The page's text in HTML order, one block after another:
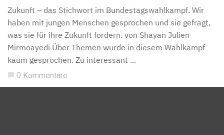
Zukunft – das Stichwort im Bundestagswahlkampf. Wir
haben mit jungen Menschen gesprochen und sie gefragt,
was sie für ihre Zukunft fordern. von Shayan Julien
Mirmoayedi Über Themen wurde in diesem Wahlkampf
kaum gesprochen. Zu interessant ...
chat_bubble 0 Kommentare